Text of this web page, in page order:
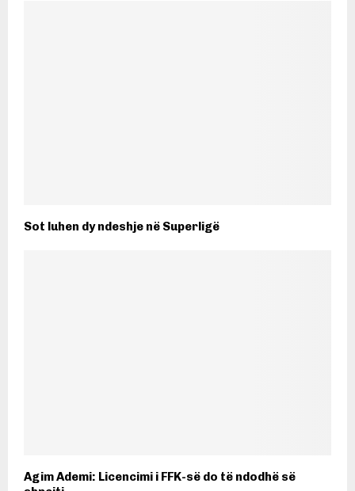
Sot luhen dy ndeshje në Superligë
Agim Ademi: Licencimi i FFK-së do të ndodhë së